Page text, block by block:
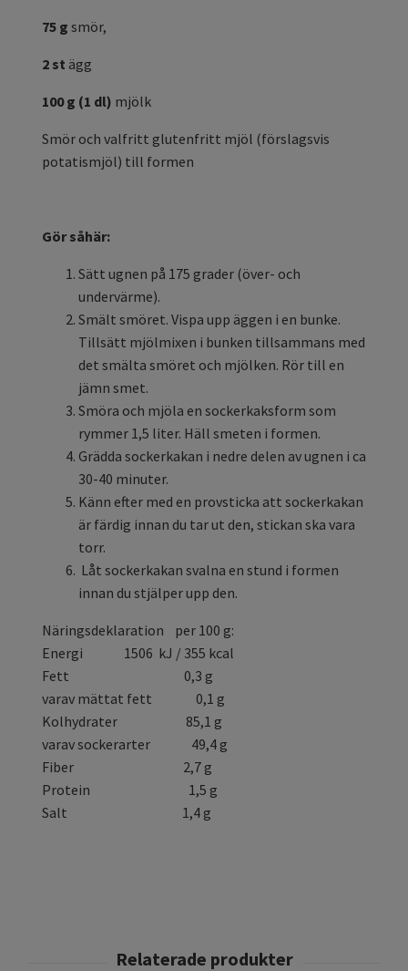
75 g smör,
2 st ägg
100 g (1 dl) mjölk
Smör och valfritt glutenfritt mjöl (förslagsvis
potatismjöl) till formen
Gör såhär:
Sätt ugnen på 175 grader (över- och
undervärme).
Smält smöret. Vispa upp äggen i en bunke.
Tillsätt mjölmixen i bunken tillsammans med
det smälta smöret och mjölken. Rör till en
jämn smet.
Smöra och mjöla en sockerkaksform som
rymmer 1,5 liter. Häll smeten i formen.
Grädda sockerkakan i nedre delen av ugnen i ca
30-40 minuter.
Känn efter med en provsticka att sockerkakan
är färdig innan du tar ut den, stickan ska vara
torr.
Låt sockerkakan svalna en stund i formen
innan du stjälper upp den.
Näringsdeklaration per 100 g:
Energi 1506 kJ / 355 kcal
Fett 0,3 g
varav mättat fett 0,1 g
Kolhydrater 85,1 g
varav sockerarter 49,4 g
Fiber 2,7 g
Protein 1,5 g
Salt 1,4 g